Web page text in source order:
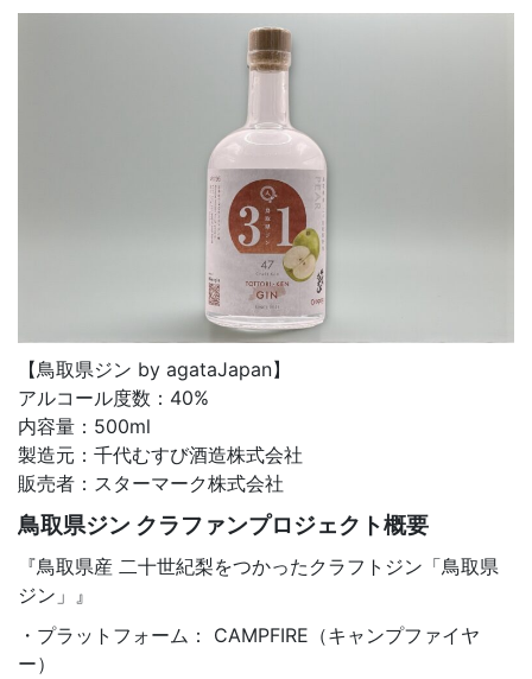
【鳥取県ジン by agataJapan】
アルコール度数：40%
内容量：500ml
製造元：千代むすび酒造株式会社
販売者：スターマーク株式会社
鳥取県ジン クラファンプロジェクト概要
『鳥取県産 二十世紀梨をつかったクラフトジン「鳥取県
ジン」』
・プラットフォーム： CAMPFIRE（キャンプファイヤ
ー）